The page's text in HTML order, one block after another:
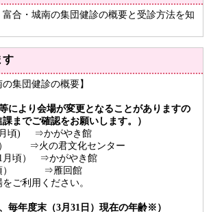
富合・城南の集団健診の概要と受診方法を知
す
集団健診の概要】
により会場が変更となることがありますの
までご確認をお願いします。）
月頃) ⇒かがやき館
） ⇒火の君文化センター
月頃） ⇒かがやき館
頃） ⇒雁回館
ご利用ください。
毎年度末（3月31日）現在の年齢※）